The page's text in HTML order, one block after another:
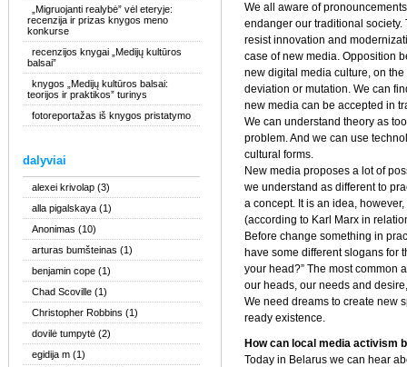
„Migruojanti realybė” vėl eteryje:
recenzija ir prizas knygos meno
konkurse
recenzijos knygai „Medijų kultūros
balsai”
knygos „Medijų kultūros balsai:
teorijos ir praktikos” turinys
fotoreportažas iš knygos pristatymo
dalyviai
alexei krivolap (3)
alla pigalskaya (1)
Anonimas (10)
arturas bumšteinas (1)
benjamin cope (1)
Chad Scoville (1)
Christopher Robbins (1)
dovilė tumpytė (2)
egidija m (1)
We all aware of
endanger our traditional society.
resist innovation and
case of new media. Opposition
new digital media culture, on
deviation or mutation. We can
new media can be accepted in
We can understand theory as
problem. And we can use
cultural forms.
New media proposes a lot of
we understand as different to
a concept. It is an idea,
(according to Karl Marx in
Before change something in
have some different slogans for
your head?” The most common
our heads, our needs and
We need dreams to create new
ready existence.
How can local media activism
Today in Belarus we can hear